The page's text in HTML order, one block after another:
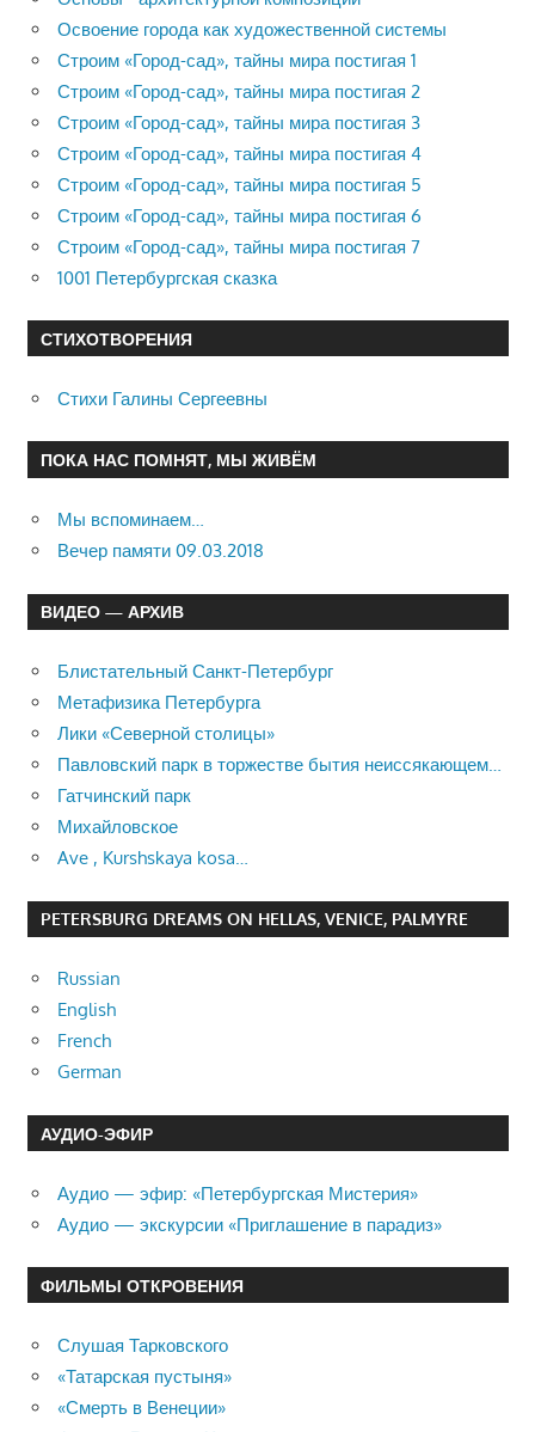
Освоение города как художественной системы
Строим «Город-сад», тайны мира постигая 1
Строим «Город-сад», тайны мира постигая 2
Строим «Город-сад», тайны мира постигая 3
Строим «Город-сад», тайны мира постигая 4
Строим «Город-сад», тайны мира постигая 5
Строим «Город-сад», тайны мира постигая 6
Строим «Город-сад», тайны мира постигая 7
1001 Петербургская сказка
СТИХОТВОРЕНИЯ
Стихи Галины Сергеевны
ПОКА НАС ПОМНЯТ, МЫ ЖИВЁМ
Мы вспоминаем…
Вечер памяти 09.03.2018
ВИДЕО — АРХИВ
Блистательный Санкт-Петербург
Метафизика Петербурга
Лики «Северной столицы»
Павловский парк в торжестве бытия неиссякающем…
Гатчинский парк
Михайловское
Ave , Kurshskaya kosa…
PETERSBURG DREAMS ON HELLAS, VENICE, PALMYRE
Russian
English
French
German
АУДИО-ЭФИР
Аудио — эфир: «Петербургская Мистерия»
Аудио — экскурсии «Приглашение в парадиз»
ФИЛЬМЫ ОТКРОВЕНИЯ
Слушая Тарковского
«Татарская пустыня»
«Смерть в Венеции»